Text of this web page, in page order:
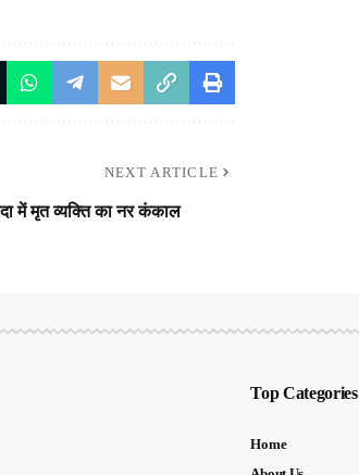
NEXT ARTICLE
में मृत व्यक्ति का नर कंकाल
Top Categories
Home